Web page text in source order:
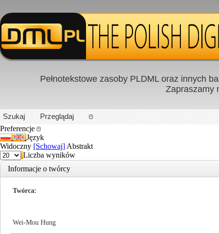
PL|EN
Pełnotekstowe zasoby PLDML oraz innych
Zapraszamy
Szukaj
Przeglądaj
Preferencje
Język
Widoczny [Schowaj] Abstrakt
Liczba wyników
Informacje o twórcy
Twórca
Wei-Mou Hung